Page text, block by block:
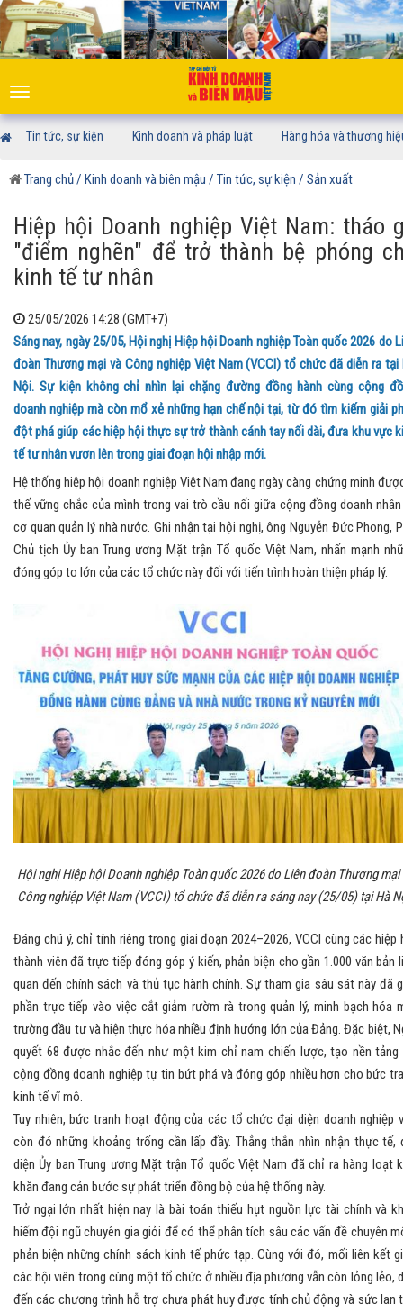
Toggle
navigation
Tin tức, sự kiện Kinh doanh và pháp luật Hàng hóa và thương
Trang chủ/ Kinh doanh và biên mậu / Tin tức, sự kiện / Sản xuất
Hiệp hội Doanh nghiệp Việt Nam: tháo
"điểm nghẽn" để trở thành bệ phóng
kinh tế tư nhân
25/05/2026 14:28 (GMT+7)
Sáng nay, ngày 25/05, Hội nghị Hiệp hội Doanh nghiệp Toàn quốc 2026 do
đoàn Thương mại và Công nghiệp Việt Nam (VCCI) tổ chức đã diễn ra tại
Nội. Sự kiện không chỉ nhìn lại chặng đường đồng hành cùng cộng
doanh nghiệp mà còn mổ xẻ những hạn chế nội tại, từ đó tìm kiếm giải
đột phá giúp các hiệp hội thực sự trở thành cánh tay nối dài, đưa khu vực
tế tư nhân vươn lên trong giai đoạn hội nhập mới.
Hệ thống hiệp hội doanh nghiệp Việt Nam đang ngày càng chứng minh
thế vững chắc của mình trong vai trò cầu nối giữa cộng đồng doanh
cơ quan quản lý nhà nước. Ghi nhận tại hội nghị, ông Nguyễn Đức Phong,
Chủ tịch Ủy ban Trung ương Mặt trận Tổ quốc Việt Nam, nhấn mạnh
đóng góp to lớn của các tổ chức này đối với tiến trình hoàn thiện pháp lý.
Hội nghị Hiệp hội Doanh nghiệp Toàn quốc 2026 do Liên đoàn Thương mại
Công nghiệp Việt Nam (VCCI) tổ chức đã diễn ra sáng nay (25/05) tại Hà
Đáng chú ý, chỉ tính riêng trong giai đoạn 2024–2026, VCCI cùng các hiệp
thành viên đã trực tiếp đóng góp ý kiến, phản biện cho gần 1.000 văn bản
quan đến chính sách và thủ tục hành chính. Sự tham gia sâu sát này đã
phần trực tiếp vào việc cắt giảm rườm rà trong quản lý, minh bạch hóa
trường đầu tư và hiện thực hóa nhiều định hướng lớn của Đảng. Đặc biệt,
quyết 68 được nhắc đến như một kim chỉ nam chiến lược, tạo nền tảng
cộng đồng doanh nghiệp tự tin bứt phá và đóng góp nhiều hơn cho bức
kinh tế vĩ mô.
Tuy nhiên, bức tranh hoạt động của các tổ chức đại diện doanh nghiệp
còn đó những khoảng trống cần lấp đầy. Thẳng thắn nhìn nhận thực tế,
diện Ủy ban Trung ương Mặt trận Tổ quốc Việt Nam đã chỉ ra hàng loạt
khăn đang cản bước sự phát triển đồng bộ của hệ thống này.
Trở ngại lớn nhất hiện nay là bài toán thiếu hụt nguồn lực tài chính và
hiếm đội ngũ chuyên gia giỏi để có thể phân tích sâu các vấn đề chuyên
phản biện những chính sách kinh tế phức tạp. Cùng với đó, mối liên kết
các hội viên trong cùng một tổ chức ở nhiều địa phương vẫn còn lỏng lẻo,
đến các chương trình hỗ trợ chưa phát huy được tính chủ động và sức lan